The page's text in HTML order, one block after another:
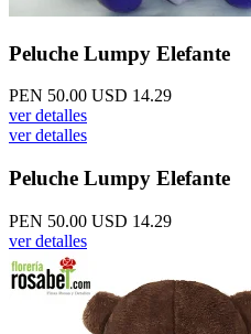
Peluche Lumpy Elefante
PEN 50.00 USD 14.29
ver detalles
ver detalles
Peluche Lumpy Elefante
PEN 50.00 USD 14.29
ver detalles